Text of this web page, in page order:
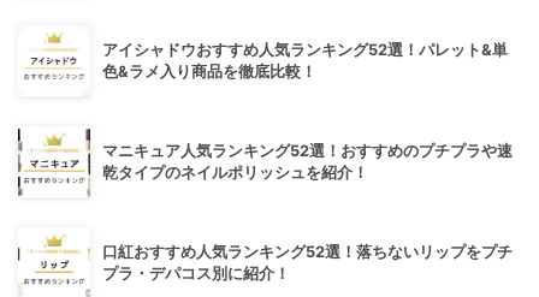
アイシャドウおすすめ人気ランキング52選！パレット&単
色&ラメ入り商品を徹底比較！
マニキュア人気ランキング52選！おすすめのプチプラや速
乾タイプのネイルポリッシュを紹介！
口紅おすすめ人気ランキング52選！落ちないリップをプチ
プラ・デパコス別に紹介！